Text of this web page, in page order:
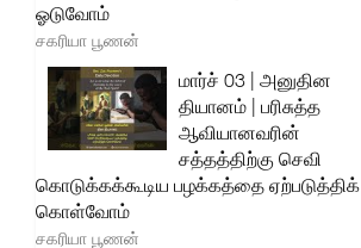
ஓடுவோம்
சகரியா பூணன்
மார்ச் 03 | அனுதின
தியானம் | பரிசுத்த
ஆவியானவரின்
சத்தத்திற்கு செவி
கொடுக்கக்கூடிய பழக்கத்தை ஏற்படுத்திக்
கொள்வோம்
சகரியா பூணன்